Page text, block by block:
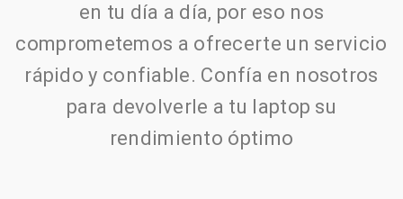
en tu día a día, por eso nos
comprometemos a ofrecerte un servicio
rápido y confiable. Confía en nosotros
para devolverle a tu laptop su
rendimiento óptimo